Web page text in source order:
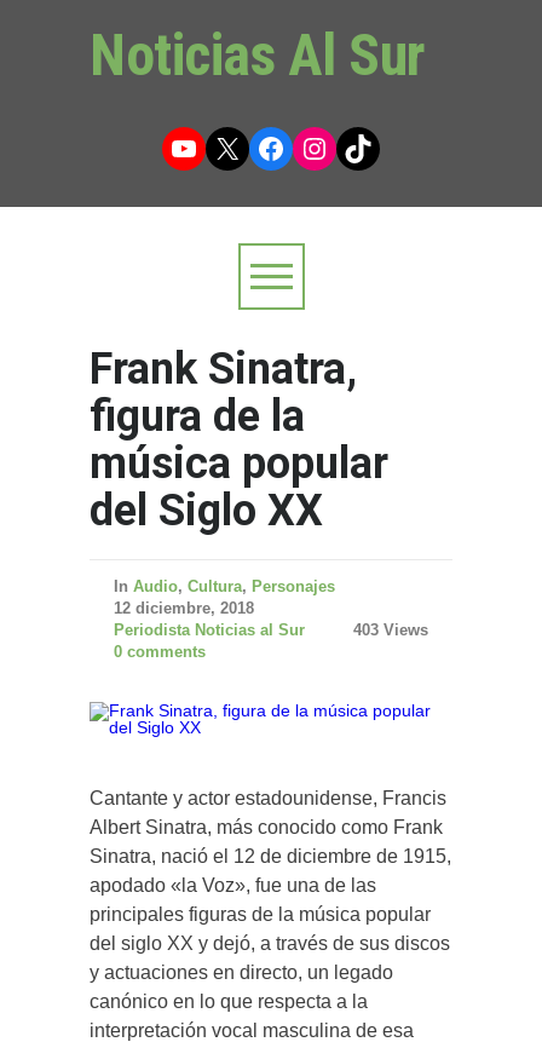
Noticias Al Sur
YouTube
X Facebook
Instagram
TikTok
Frank Sinatra,
figura de la
música popular
del Siglo XX
In Audio, Cultura, Personajes
12 diciembre, 2018
Periodista Noticias al Sur
403 Views
0 comments
Cantante y actor estadounidense, Francis
Albert Sinatra, más conocido como Frank
Sinatra, nació el 12 de diciembre de 1915,
apodado «la Voz», fue una de las
principales figuras de la música popular
del siglo XX y dejó, a través de sus discos
y actuaciones en directo, un legado
canónico en lo que respecta a la
interpretación vocal masculina de esa